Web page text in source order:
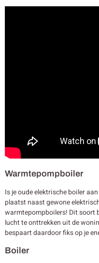
Warmtepompboiler
Is je oude elektrische boiler
plaatst naast gewone
warmtepompboilers! Dit soort
lucht te onttrekken uit de
bespaart daardoor fiks op je
Boiler